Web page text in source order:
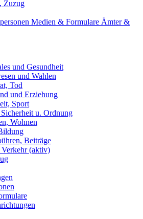
Zuzug
Medien & Formulare Ämter &
und Gesundheit
und Wahlen
Tod
und Erziehung
Sport
u. Ordnung
Wohnen
Beiträge
(aktiv)